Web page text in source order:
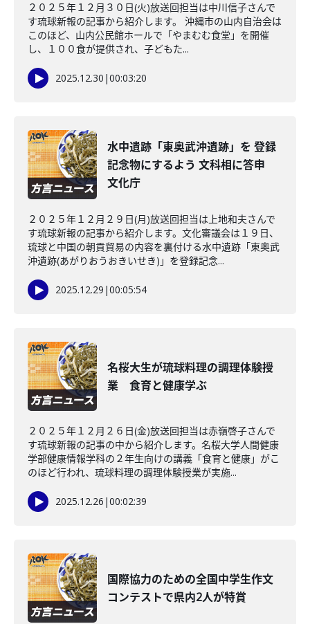
２０２５年１２月３０日(火)放送回担当は中川信子さんで
す琉球新報の記事から紹介します。 沖縄市の山内自治会は
このほど、山内公民館ホールで「やまむむ食堂」を開催
し、１００食が提供され、子どもた...
2025.12.30 |00:03:20
水中遺跡「東奥武沖遺跡」を 登録
記念物にするよう 文科相に答申
文化庁
２０２５年１２月２９日(月)放送回担当は上地和夫さんで
す琉球新報の記事から紹介します。文化審議会は１９日、
琉球と中国の朝貢貿易の内容を裏付ける水中遺跡「東奥武
沖遺跡(あがりおうおきいせき)」を登録記念...
2025.12.29 |00:05:54
名桜大生が琉球料理の調理体験授
業 食育と健康学ぶ
２０２５年１２月２６日(金)放送回担当は赤嶺啓子さんで
す琉球新報の記事の中から紹介します。名桜大学人間健康
学部健康情報学科の２年生向けの講義「食育と健康」がこ
のほど行われ、琉球料理の調理体験授業が実施...
2025.12.26 |00:02:39
国際協力のための全国中学生作文
コンテストで県内2人が特賞